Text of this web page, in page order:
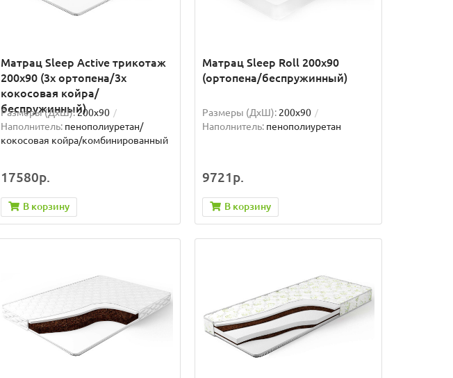
Матрац Sleep Active трикотаж
200x90 (3x ортопена/3x
кокосовая койра/
беспружинный)
Размеры (ДxШ):200x90
Наполнитель: пенополиуретан/
кокосовая койра/комбинированный
17580р.
В корзину
Матрац Sleep Roll 200x90
(ортопена/беспружинный)
Размеры (ДxШ): 200x90
Наполнитель: пенополиуретан
9721р.
В корзину